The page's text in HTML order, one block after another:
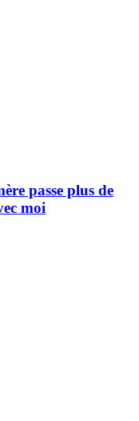
passe plus de
moi